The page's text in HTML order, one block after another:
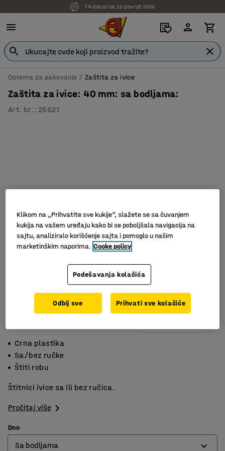
14 dana rok za povrat robe
Oprema za pakovanje Zaštita za ivice
Zaštita za ivice: 40 mm: sa bodljama:
Art. br. : 25621
Crna plastika
Sa/bez ručke
Štiti robu
Štitnici ivice sa ili bez ručica.
Pročitaj više
Dno
Sa bodljama
Klikom na „Prihvatite sve kukije“, slažete se sa čuvanjem
kukija na vašem uređaju kako bi se poboljšala navigacija na
sajtu, analiziralo korišćenje sajta i pomoglo u našim
marketinškim naporima. Cooke policy
Podešavanja kolačića
Odbij sve Prihvati sve kolačiće